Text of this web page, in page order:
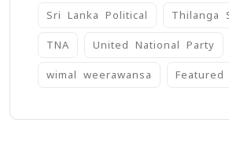
Sri Lanka Political Thilanga
TNA United National Party
wimal weerawansa ‍Featured